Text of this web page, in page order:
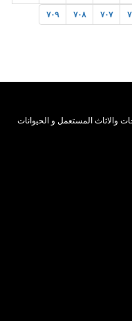
٧٠٧ ٧٠٨ ٧٠٩
والاثاث المستعمل و الحيوانات